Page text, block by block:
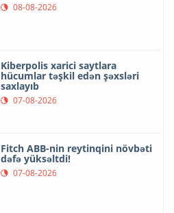
08-08-2026
Kiberpolis xarici saytlara
hücumlar təşkil edən şəxsləri
saxlayıb
07-08-2026
Fitch ABB-nin reytinqini növbəti
dəfə yüksəltdi!
07-08-2026